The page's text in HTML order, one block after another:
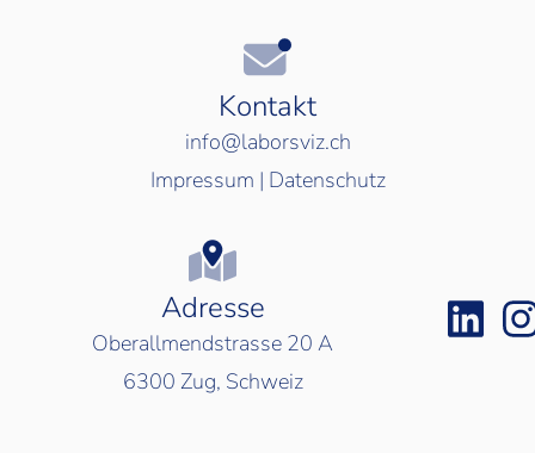
Kontakt
info@laborsviz.ch
Impressum | Datenschutz
Adresse
Oberallmendstrasse 20 A
6300 Zug, Schweiz